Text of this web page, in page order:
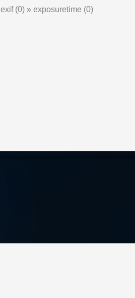
exif (0) » exposuretime (0)